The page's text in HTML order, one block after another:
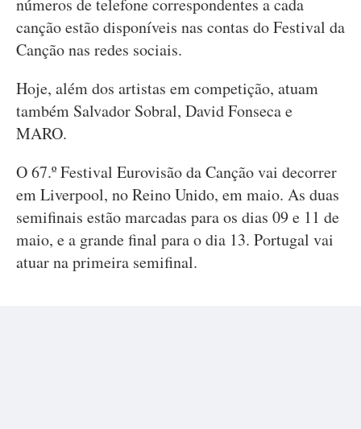
números de telefone correspondentes a cada
canção estão disponíveis nas contas do Festival da
Canção nas redes sociais.
Hoje, além dos artistas em competição, atuam
também Salvador Sobral, David Fonseca e
MARO.
O 67.º Festival Eurovisão da Canção vai decorrer
em Liverpool, no Reino Unido, em maio. As duas
semifinais estão marcadas para os dias 09 e 11 de
maio, e a grande final para o dia 13. Portugal vai
atuar na primeira semifinal.